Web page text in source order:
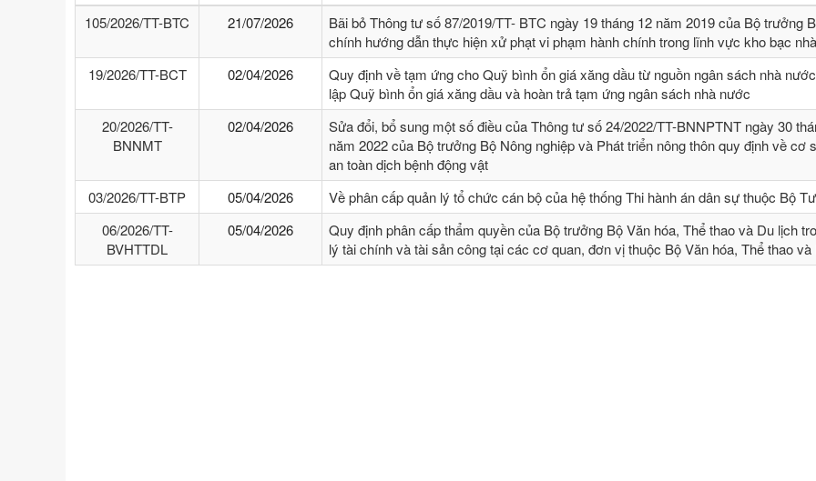
105/2026/TT-BTC 21/07/2026
Bãi bỏ Thông tư số 87/2019/TT- BТC ngày 19 tháng 12 năm 2019 của Bộ trưởng
chính hướng dẫn thực hiện xử phạt vi phạm hành chính trong lĩnh vực kho bạc
19/2026/TT-BCT
02/04/2026
Quy định về tạm ứng cho Quỹ bình ổn giá xăng dầu từ nguồn ngân sách nhà
lập Quỹ bình ổn giá xăng dầu và hoàn trả tạm ứng ngân sách nhà nước
20/2026/TT-
BNNMT
02/04/2026
Sửa đổi, bổ sung một số điều của Thông tư số 24/2022/TT-BNNPTNT ngày 30
năm 2022 của Bộ trưởng Bộ Nông nghiệp và Phát triển nông thôn quy định về cơ
an toàn dịch bệnh động vật
03/2026/TT-BTP
05/04/2026
Về phân cấp quản lý tổ chức cán bộ của hệ thống Thi hành án dân sự thuộc Bộ
06/2026/TT-
BVHTTDL
05/04/2026
Quy định phân cấp thẩm quyền của Bộ trưởng Bộ Văn hóa, Thể thao và Du lịch
lý tài chính và tài sản công tại các cơ quan, đơn vị thuộc Bộ Văn hóa, Thể thao và